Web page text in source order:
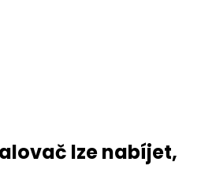
lze nabíjet,